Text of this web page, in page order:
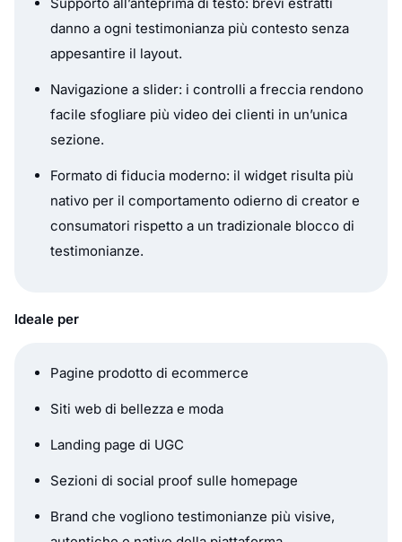
danno a ogni testimonianza più contesto senza
appesantire il layout.
Navigazione a slider: i controlli a freccia rendono
facile sfogliare più video dei clienti in un’unica
sezione.
Formato di fiducia moderno: il widget risulta più
nativo per il comportamento odierno di creator e
consumatori rispetto a un tradizionale blocco di
testimonianze.
Ideale per
Pagine prodotto di ecommerce
Siti web di bellezza e moda
Landing page di UGC
Sezioni di social proof sulle homepage
Brand che vogliono testimonianze più visive,